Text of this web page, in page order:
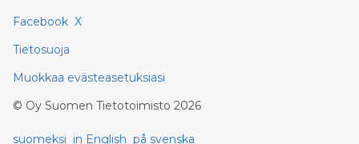
Facebook X
Tietosuoja
Muokkaa evästeasetuksiasi
© Oy Suomen Tietotoimisto 2026
suomeksi in English på svenska